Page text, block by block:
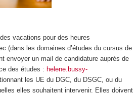
vacations pour des heures
(dans les domaines d’études du cursus de
envoyer un mail de candidature auprès de
des études : helene.bussy-
les UE du DGC, du DSGC, ou du
elles souhaitent intervenir. Elles doivent